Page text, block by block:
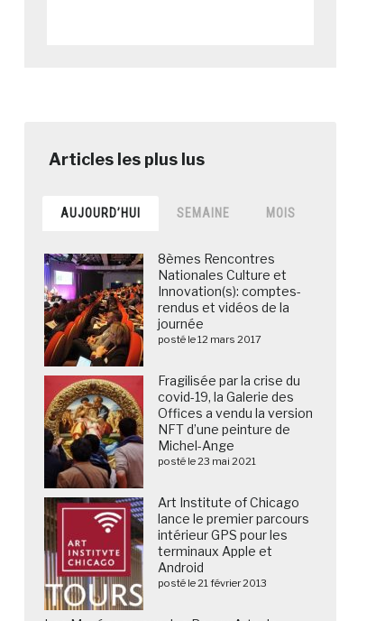
AUJOURD’HUI SEMAINE MOIS
8èmes Rencontres
Nationales Culture et
Innovation(s): comptes-
rendus et vidéos de la
journée
posté le 12 mars 2017
Fragilisée par la crise du
covid-19, la Galerie des
Offices a vendu la version
NFT d’une peinture de
Michel-Ange
posté le 23 mai 2021
Art Institute of Chicago
lance le premier parcours
intérieur GPS pour les
terminaux Apple et
Android
posté le 21 février 2013